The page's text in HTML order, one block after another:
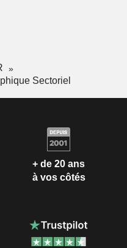
Sectoriel
+ de 20 ans
à vos côtés